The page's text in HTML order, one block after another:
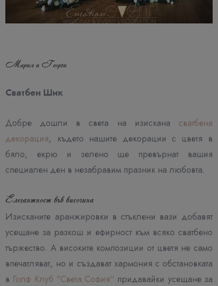
Мария и Георги
Сватбен Шик
Добре дошли в света на изискана сватбена
декорация, където нашите декорации с цветя в
бяло, екрю и зелено ще превърнат вашия
специален ден в незабравим празник на любовта.
Елегантност във височина
Изисканите аранжировки в стъклени вази добавят
усещане за разкош и ефирност към всяко сватбено
тържество. А високите композиции от цветя не само
впечатляват, но и създават хармония с обстановката
в Голф Клуб "Света София“ придавайки усещане за